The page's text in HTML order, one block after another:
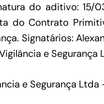
do aditivo: 15/
do Contrato
Signatários:
e Segurança
e Segurança Ltda